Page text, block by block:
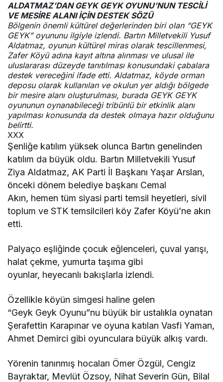
ALDATMAZ’DAN GEYK GEYK OYUNU’NUN TESCİLİ
VE MESİRE ALANI İÇİN DESTEK SÖZÜ
Bölgenin önemli kültürel değerlerinden biri olan “GEYK
GEYK” oyununu ilgiyle izlendi. Bartın Milletvekili Yusuf
Aldatmaz, oyunun kültürel miras olarak tescillenmesi,
Zafer Köyü adına kayıt altına alınması ve ulusal ile
uluslararası düzeyde tanıtılması konusundaki çabalara
destek vereceğini ifade etti. Aldatmaz, köyde orman
deposu olarak kullanılan ve okulun yer aldığı bölgede
bir mesire alanı oluşturulması, burada GEYK GEYK
oyununun oynanabileceği tribünlü bir etkinlik alanı
yapılması konusunda da destek olmaya hazır olduğunu
belirtti.
XXX
Şenliğe katılım yüksek olunca Bartın genelinden
katılım da büyük oldu. Bartın Milletvekili Yusuf
Ziya Aldatmaz, AK Parti İl Başkanı Yaşar Arslan,
önceki dönem belediye başkanı Cemal
Akın, hemen tüm siyasi parti temsil heyetleri, sivil
toplum ve STK temsilcileri köy Zafer Köyü’ne akın
etti.
Palyaço eşliğinde çocuk eğlenceleri, çuval yarışı,
halat çekme, yumurta taşıma gibi
oyunlar, heyecanlı bakışlarla izlendi.
Özellikle köyün simgesi haline gelen
“Geyk Geyk Oyunu”nu büyük bir ustalıkla oynatan
Şerafettin Karapınar ve oyuna katılan Vasfi Yaman,
Ahmet Demirci gibi oyunculara büyük alkış vardı.
Yörenin tanınmış hocaları Ömer Özgül, Cengiz
Bayraktar, Mevlüt Özsoy, Nihat Severin Gün, Bilal